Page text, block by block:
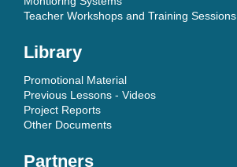
Teacher Workshops and Training Sessions
Library
Promotional Material
Previous Lessons - Videos
Project Reports
Other Documents
Partners